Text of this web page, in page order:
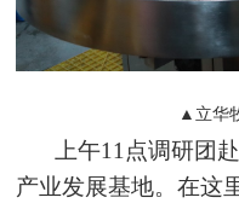
▲立华
上午11点调研团
产业发展基地。在这